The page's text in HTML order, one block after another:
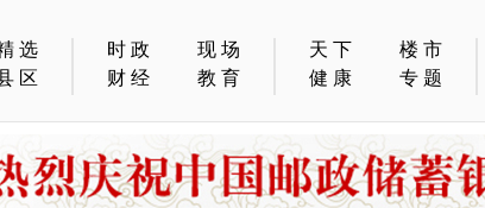
选
区
时政
现场
财经
教育
天下
楼市
健康
专题